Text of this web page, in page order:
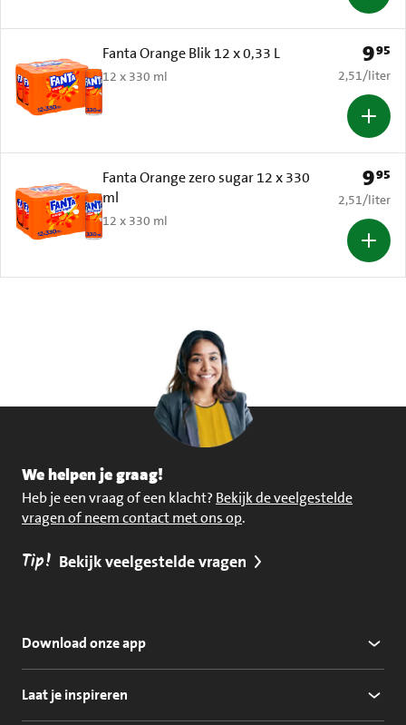
Fanta Orange Blik 12 x 0,33 L
12 x 330 ml
Prijs:
995
€ 2,51 per
2,51/liter
Fanta Orange zero sugar 12 x 330
ml
12 x 330 ml
Prijs:
995
€ 2,51 per
2,51/liter
We helpen je graag!
Heb je een vraag of een klacht? Bekijk de veelgestelde
vragen of neem contact met ons op.
Tip! Bekijk veelgestelde vragen
Download onze app
Laat je inspireren